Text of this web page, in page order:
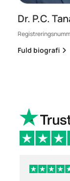
Dr. P.C.
Fuld biografi